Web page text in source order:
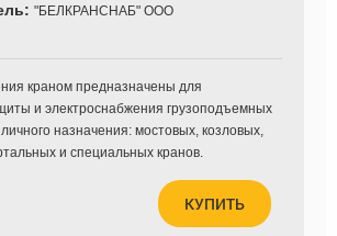
"БЕЛКРАНСНАБ" ООО
КУПИТЬ
краном предназначены для
и электроснабжения грузоподъемных
назначения: мостовых, козловых,
и специальных кранов.